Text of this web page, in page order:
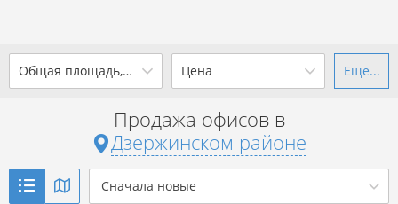
Общая площадь, м
до
Показать 5 объявлений
Цена
от до
р. за м
Еще...
Продажа офисов в
Дзержинском районе
Сначала новые
Ваш город -district Дзержинский
район?
Да Выбрать город